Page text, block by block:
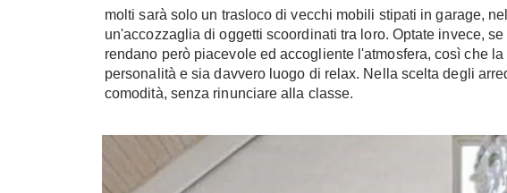
molti sarà solo un trasloco di vecchi mobili stipati in garage,
un'accozzaglia di oggetti scoordinati tra loro. Optate invece,
rendano però piacevole ed accogliente l'atmosfera, così che
personalità e sia davvero luogo di relax. Nella scelta degli
comodità, senza rinunciare alla classe.